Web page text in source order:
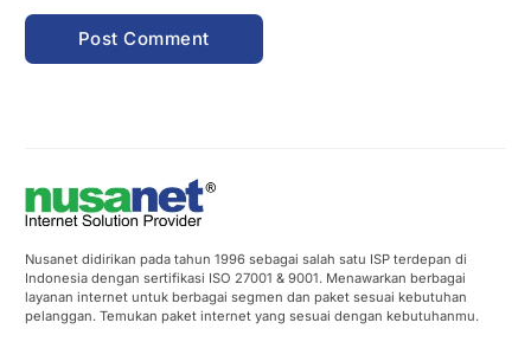
Nusanet didirikan pada tahun 1996 sebagai salah satu ISP terdepan di
Indonesia dengan sertifikasi ISO 27001 & 9001. Menawarkan berbagai
layanan internet untuk berbagai segmen dan paket sesuai kebutuhan
pelanggan. Temukan paket internet yang sesuai dengan kebutuhanmu.